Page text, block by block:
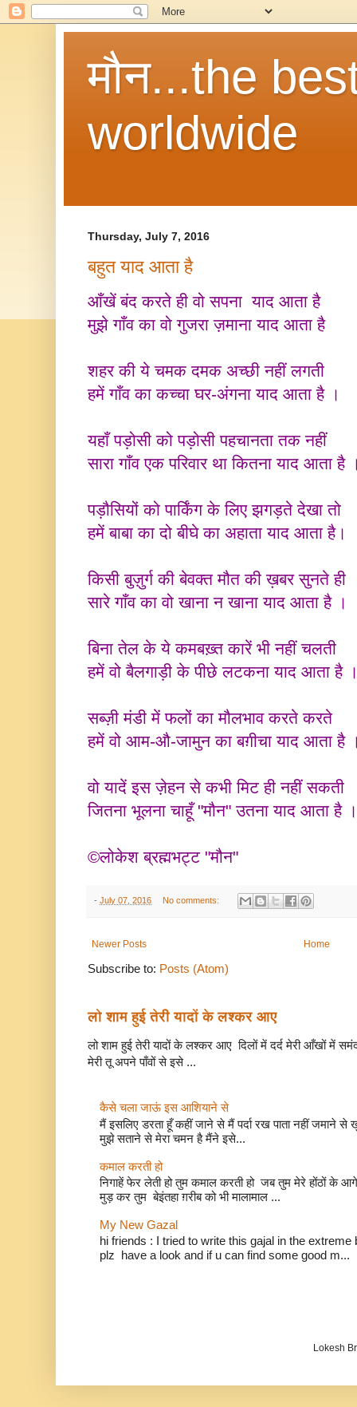
मौन...the
worldwide
Thursday, July 7, 2016
बहुत याद आता है
आँखें बंद करते ही वो सपना याद आता है
मुझे गाँव का वो गुजरा ज़माना याद आता है
शहर की ये चमक दमक अच्छी नहीं लगती
हमें गाँव का कच्चा घर-अंगना याद आता है ।
यहाँ पड़ोसी को पड़ोसी पहचानता तक नहीं
सारा गाँव एक परिवार था कितना याद आता है
पड़ौसियों को पार्किंग के लिए झगड़ते देखा तो
हमें बाबा का दो बीघे का अहाता याद आता है।
किसी बुज़ुर्ग की बेवक्त मौत की ख़बर सुनते ही
सारे गाँव का वो खाना न खाना याद आता है ।
बिना तेल के ये कमबख़्त कारें भी नहीं चलती
हमें वो बैलगाड़ी के पीछे लटकना याद आता है
सब्ज़ी मंडी में फलों का मौलभाव करते करते
हमें वो आम-औ-जामुन का बग़ीचा याद आता है
वो यादें इस ज़ेहन से कभी मिट ही नहीं सकती
जितना भूलना चाहूँ "मौन" उतना याद आता है ।
©लोकेश ब्रह्मभट्ट "मौन"
- July 07, 2016 No comments:
Newer Posts Home
Subscribe to: Posts (Atom)
लो शाम हुई तेरी यादों के लश्कर आए
लो शाम हुई तेरी यादों के लश्कर आए दिलों में दर्द मेरी आँखों में
मेरी तू अपने पाँवों से इसे ...
कैसे चला जाऊं इस आशियाने से
मैं इसलिए डरता हूँ कहीं जाने से मैं पर्दा रख पाता नहीं जमाने
मुझे सताने से मेरा चमन है मैंने इसे...
कमाल करती हो
निगाहें फेर लेती हो तुम कमाल करती हो जब तुम मेरे होंठों के
मुड़ कर तुम बेइंतहा ग़रीब को भी मालामाल ...
My New Gazal
hi friends : I tried to write this gajal in the
plz have a look and if u can find some good m...
Lokesh